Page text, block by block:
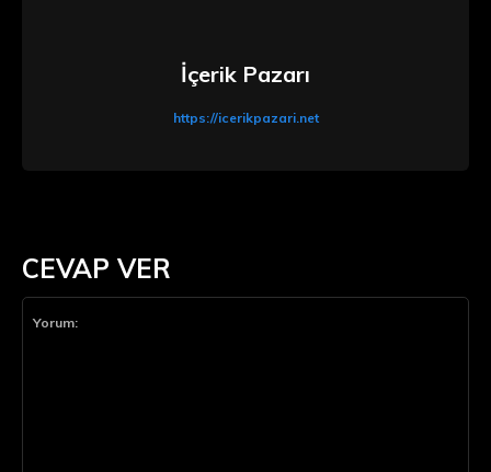
CEVAP VER
İçerik Pazarı
https://icerikpazari.net